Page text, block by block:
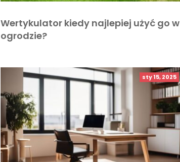
Wertykulator kiedy najlepiej użyć go w
ogrodzie?
sty 15, 2025